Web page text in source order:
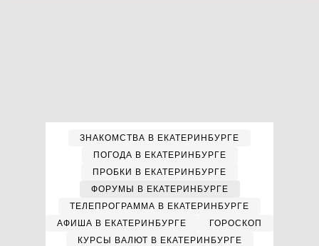
ЗНАКОМСТВА В ЕКАТЕРИНБУРГЕ
ПОГОДА В ЕКАТЕРИНБУРГЕ
ПРОБКИ В ЕКАТЕРИНБУРГЕ
ФОРУМЫ В ЕКАТЕРИНБУРГЕ
ТЕЛЕПРОГРАММА В ЕКАТЕРИНБУРГЕ
АФИША В ЕКАТЕРИНБУРГЕ
ГОРОСКОП
КУРСЫ ВАЛЮТ В ЕКАТЕРИНБУРГЕ